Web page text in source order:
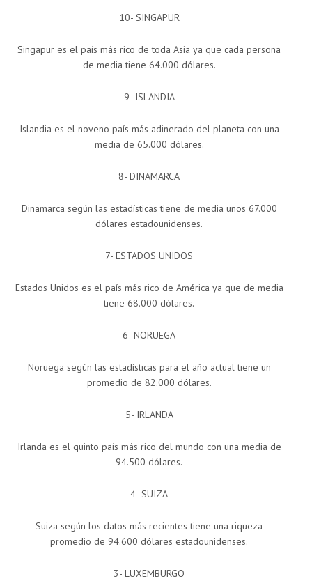
10- SINGAPUR
Singapur es el país más rico de toda Asia ya que cada persona
de media tiene 64.000 dólares.
9- ISLANDIA
Islandia es el noveno país más adinerado del planeta con una
media de 65.000 dólares.
8- DINAMARCA
Dinamarca según las estadísticas tiene de media unos 67.000
dólares estadounidenses.
7- ESTADOS UNIDOS
Estados Unidos es el país más rico de América ya que de media
tiene 68.000 dólares.
6- NORUEGA
Noruega según las estadísticas para el año actual tiene un
promedio de 82.000 dólares.
5- IRLANDA
Irlanda es el quinto país más rico del mundo con una media de
94.500 dólares.
4- SUIZA
Suiza según los datos más recientes tiene una riqueza
promedio de 94.600 dólares estadounidenses.
3- LUXEMBURGO